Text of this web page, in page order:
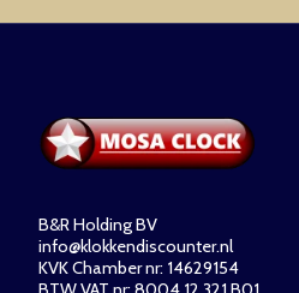
B&R Holding BV
info@klokkendiscounter.nl
KVK Chamber nr: 14629154